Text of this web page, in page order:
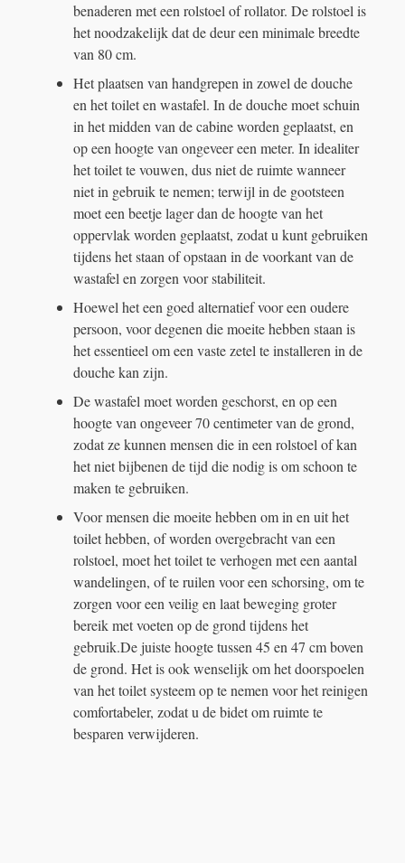
benaderen met een rolstoel of rollator. De rolstoel is
het noodzakelijk dat de deur een minimale breedte
van 80 cm.
Het plaatsen van handgrepen in zowel de douche
en het toilet en wastafel. In de douche moet schuin
in het midden van de cabine worden geplaatst, en
op een hoogte van ongeveer een meter. In idealiter
het toilet te vouwen, dus niet de ruimte wanneer
niet in gebruik te nemen; terwijl in de gootsteen
moet een beetje lager dan de hoogte van het
oppervlak worden geplaatst, zodat u kunt gebruiken
tijdens het staan ​​of opstaan ​​in de voorkant van de
wastafel en zorgen voor stabiliteit.
Hoewel het een goed alternatief voor een oudere
persoon, voor degenen die moeite hebben staan ​​is
het essentieel om een ​​vaste zetel te installeren in de
douche kan zijn.
De wastafel moet worden geschorst, en op een
hoogte van ongeveer 70 centimeter van de grond,
zodat ze kunnen mensen die in een rolstoel of kan
het niet bijbenen de tijd die nodig is om schoon te
maken te gebruiken.
Voor mensen die moeite hebben om in en uit het
toilet hebben, of worden overgebracht van een
rolstoel, moet het toilet te verhogen met een aantal
wandelingen, of te ruilen voor een schorsing, om te
zorgen voor een veilig en laat beweging groter
bereik met voeten op de grond tijdens het
gebruik.De juiste hoogte tussen 45 en 47 cm boven
de grond. Het is ook wenselijk om het doorspoelen
van het toilet systeem op te nemen voor het reinigen
comfortabeler, zodat u de bidet om ruimte te
besparen verwijderen.